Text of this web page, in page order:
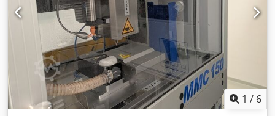
1 / 6